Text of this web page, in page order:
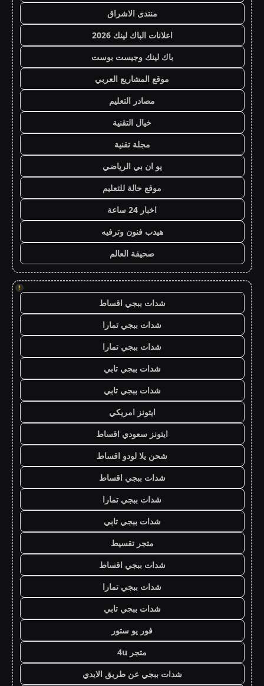
منتدى الاشراق
اعلانات الباك لينك 2026
باك لينك وجيست بوست
موقع المشاريع العربي
مصادر التعليم
خيال التقنية
مجلة تقنية
يو ان بي الرياضي
موقع حالة للتعليم
اخبار 24 ساعة
هيدب فنون وترفيه
صحيفة العالم
!
شدات ببجي اقساط
شدات ببجي تمارا
شدات ببجي تمارا
شدات ببجي تابي
شدات ببجي تابي
ايتونز امريكي
ايتونز سعودي اقساط
شحن يلا لودو اقساط
شدات ببجي اقساط
شدات ببجي تمارا
شدات ببجي تابي
متجر تقسيط
شدات ببجي اقساط
شدات ببجي تمارا
شدات ببجي تابي
فور يو ستور
متجر 4u
شدات ببجي عن طريق الايدي